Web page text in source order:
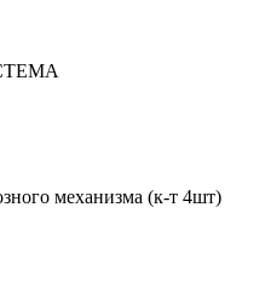
механизма (к-т 4шт)